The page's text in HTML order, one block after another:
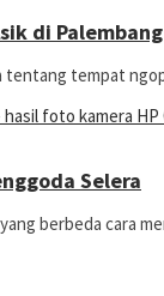
di Palembang
tempat
Selera
berbeda cara